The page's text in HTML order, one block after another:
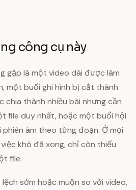
công cụ này
gặp là một video dài được làm
một buổi ghi hình bị cắt thành
chia thành nhiều bài nhưng cần
file duy nhất, hoặc một buổi hội
âm theo từng đoạn. Ở mọi
khó đã xong, chỉ còn thiếu
file.
sớm hoặc muộn so với video,